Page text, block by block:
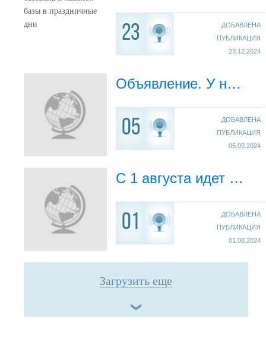
23
ДОБАВЛЕНА
ПУБЛИКАЦИЯ
23.12.2024
Объявление. У нас повышение цен на услуги бвссейна и тренажерного зала.
05
ДОБАВЛЕНА
ПУБЛИКАЦИЯ
05.09.2024
С 1 августа идет набор детей в секцию по обучению плаванию на 2024-2025 год.
01
ДОБАВЛЕНА
ПУБЛИКАЦИЯ
01.08.2024
Загрузить еще